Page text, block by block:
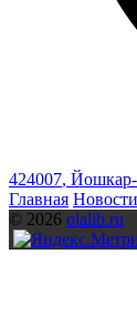
424007,
Главная Новости
© 2026 olalib.ru